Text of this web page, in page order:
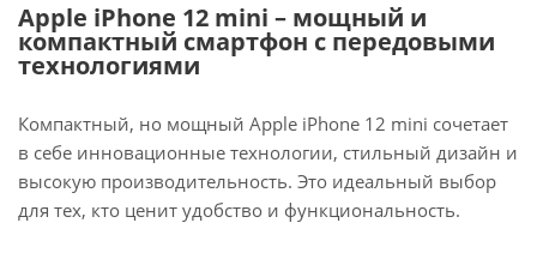
Apple iPhone 12 mini – мощный и
компактный смартфон с передовыми
технологиями
Компактный, но мощный Apple iPhone 12 mini сочетает
в себе инновационные технологии, стильный дизайн и
высокую производительность. Это идеальный выбор
для тех, кто ценит удобство и функциональность.